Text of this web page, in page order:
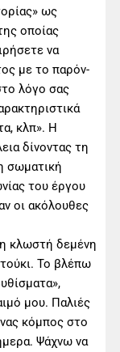
ως
οποίας
να
με το παρόν-
λόγο σας
κλπ». Η
δίνοντας τη
σωματική
του έργου
οι ακόλουθες
κλωστή δεμένη
Το βλέπω
μου. Παλιές
κόμπος στο
Ψάχνω να